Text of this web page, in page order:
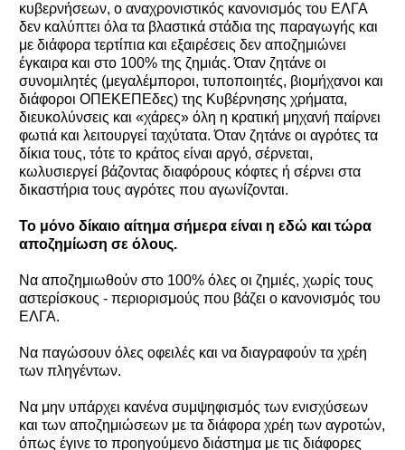
κυβερνήσεων, ο αναχρονιστικός κανονισμός του ΕΛΓΑ
δεν καλύπτει όλα τα βλαστικά στάδια της παραγωγής και
με διάφορα τερτίπια και εξαιρέσεις δεν αποζημιώνει
έγκαιρα και στο 100% της ζημιάς. Όταν ζητάνε οι
συνομιλητές (μεγαλέμποροι, τυποποιητές, βιομήχανοι και
διάφοροι ΟΠΕΚΕΠΕδες) της Κυβέρνησης χρήματα,
διευκολύνσεις και «χάρες» όλη η κρατική μηχανή παίρνει
φωτιά και λειτουργεί ταχύτατα. Όταν ζητάνε οι αγρότες τα
δίκια τους, τότε το κράτος είναι αργό, σέρνεται,
κωλυσιεργεί βάζοντας διαφόρους κόφτες ή σέρνει στα
δικαστήρια τους αγρότες που αγωνίζονται.
Το μόνο δίκαιο αίτημα σήμερα είναι η εδώ και τώρα
αποζημίωση σε όλους.
Να αποζημιωθούν στο 100% όλες οι ζημιές, χωρίς τους
αστερίσκους - περιορισμούς που βάζει ο κανονισμός του
ΕΛΓΑ.
Να παγώσουν όλες οφειλές και να διαγραφούν τα χρέη
των πληγέντων.
Να μην υπάρχει κανένα συμψηφισμός των ενισχύσεων
και των αποζημιώσεων με τα διάφορα χρέη των αγροτών,
όπως έγινε το προηγούμενο διάστημα με τις διάφορες